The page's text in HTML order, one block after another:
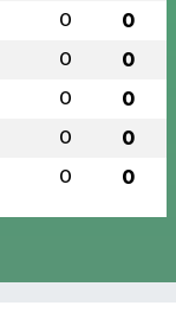
0 0
0 0
0 0
0 0
0 0